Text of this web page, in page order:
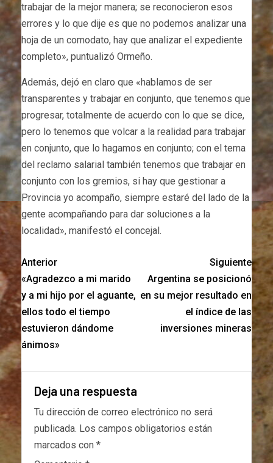
trabajar de la mejor manera; se reconocieron esos
errores y lo que dije es que no podemos analizar una
hoja de un comodato, hay que analizar el expediente
completo», puntualizó Ormeño.
Además, dejó en claro que «hablamos de ser
transparentes y trabajar en conjunto, que tenemos que
progresar, totalmente de acuerdo con lo que se dice,
pero lo tenemos que volcar a la realidad para trabajar
en conjunto, que lo hagamos en conjunto; con el tema
del reclamo salarial también tenemos que trabajar en
conjunto con los gremios, si hay que gestionar a
Provincia yo acompaño, siempre estaré del lado de la
gente acompañando para dar soluciones a la
localidad», manifestó el concejal.
Anterior
«Agradezco a mi marido
y a mi hijo por el aguante,
ellos todo el tiempo
estuvieron dándome
ánimos»
Siguiente
Argentina se posicionó
en su mejor resultado en
el índice de las
inversiones mineras
Deja una respuesta
Tu dirección de correo electrónico no será
publicada. Los campos obligatorios están
marcados con *